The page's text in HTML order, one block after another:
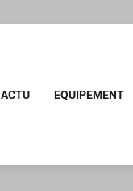
ACTU EQUIPEMENT